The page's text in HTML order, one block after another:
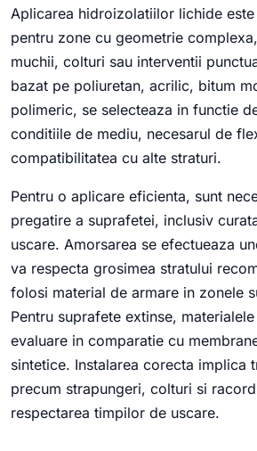
Aplicarea hidroizolatiilor lichide
pentru zone cu geometrie
muchii, colturi sau interventii
bazat pe poliuretan, acrilic, bitum
polimeric, se selecteaza in functie
conditiile de mediu, necesarul de
compatibilitatea cu alte straturi.
Pentru o aplicare eficienta, sunt
pregatire a suprafetei, inclusiv
uscare. Amorsarea se efectueaza
va respecta grosimea stratului
folosi material de armare in zonele
Pentru suprafete extinse,
evaluare in comparatie cu
sintetice. Instalarea corecta implica
precum strapungeri, colturi si
respectarea timpilor de uscare.